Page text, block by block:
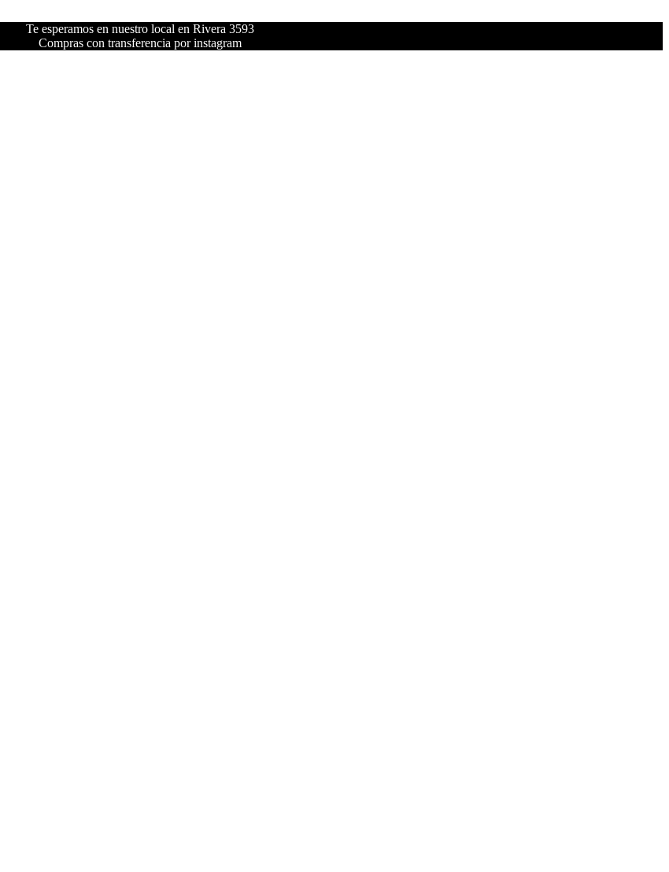
Te esperamos en nuestro local en Rivera 3593
Compras con transferencia por instagram